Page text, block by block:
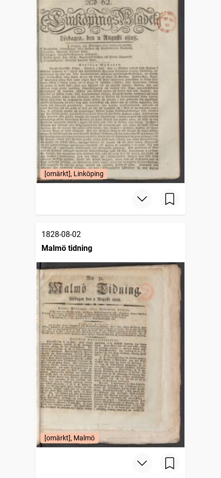
[omärkt], Linköping
1828-08-02
Malmö tidning
[omärkt], Malmö